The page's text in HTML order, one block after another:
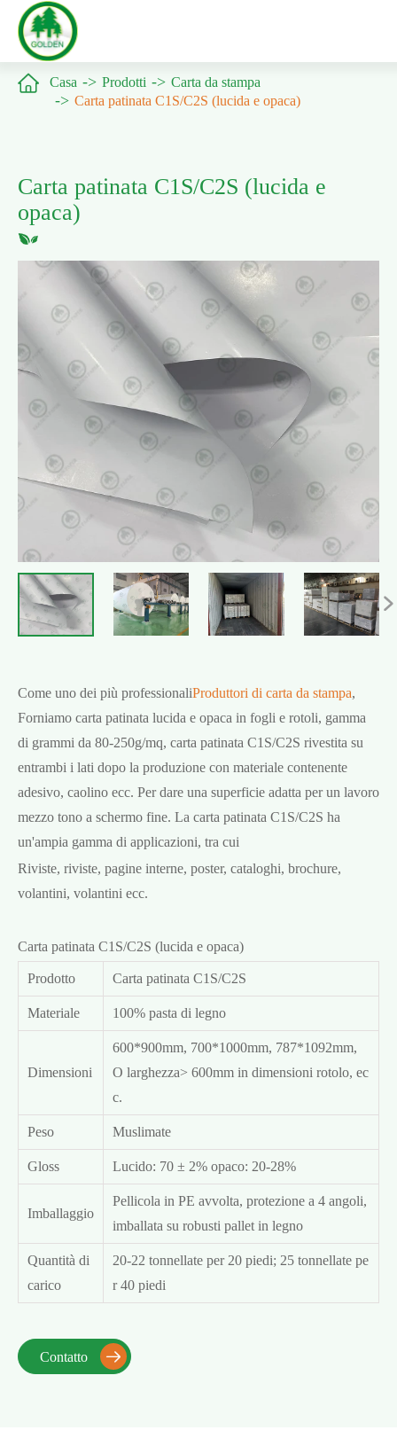
 Casa Prodotti
Carta da stampa
Carta patinata C1S/C2S (lucida e opaca)
Carta patinata C1S/C2S (lucida e
opaca)

Come uno dei più professionaliProduttori di carta da stampa,
Forniamo carta patinata lucida e opaca in fogli e rotoli, gamma
di grammi da 80-250g/mq, carta patinata C1S/C2S rivestita su
entrambi i lati dopo la produzione con materiale contenente
adesivo, caolino ecc. Per dare una superficie adatta per un lavoro
mezzo tono a schermo fine. La carta patinata C1S/C2S ha
un'ampia gamma di applicazioni, tra cui
Riviste, riviste, pagine interne, poster, cataloghi, brochure,
volantini, volantini ecc.
Carta patinata C1S/C2S (lucida e opaca)
Prodotto Carta patinata C1S/C2S
Materiale 100% pasta di legno
Dimensioni
600*900mm, 700*1000mm, 787*1092mm,
O larghezza> 600mm in dimensioni rotolo, ec
c.
Peso Muslimate
Gloss Lucido: 70 ± 2% opaco: 20-28%
Imballaggio
Pellicola in PE avvolta, protezione a 4 angoli,
imballata su robusti pallet in legno
Quantità di
carico
20-22 tonnellate per 20 piedi; 25 tonnellate pe
r 40 piedi
Contatto 